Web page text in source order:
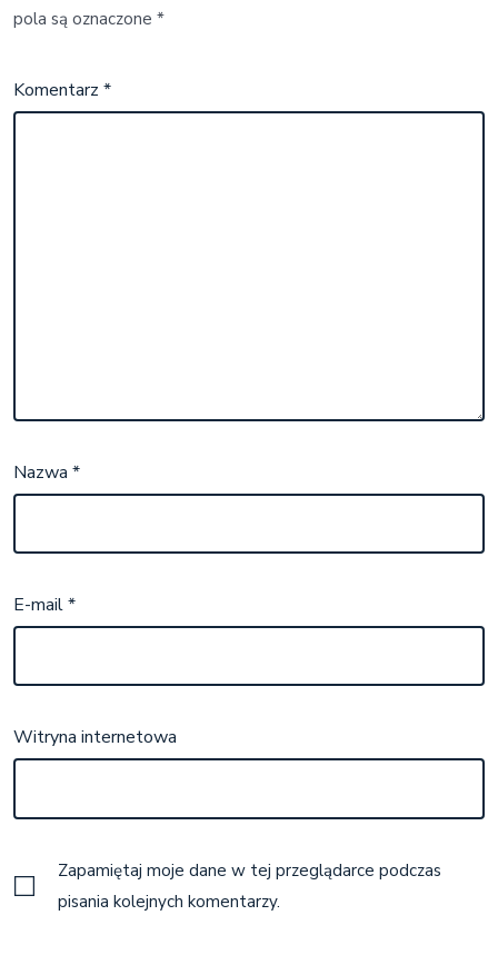
pola są oznaczone*
Komentarz*
Nazwa*
E-mail*
Witryna internetowa
Zapamiętaj moje dane w tej przeglądarce podczas
pisania kolejnych komentarzy.